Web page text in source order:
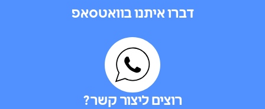
דברו איתנו בוואטסאפ
רוצים ליצור קשר?